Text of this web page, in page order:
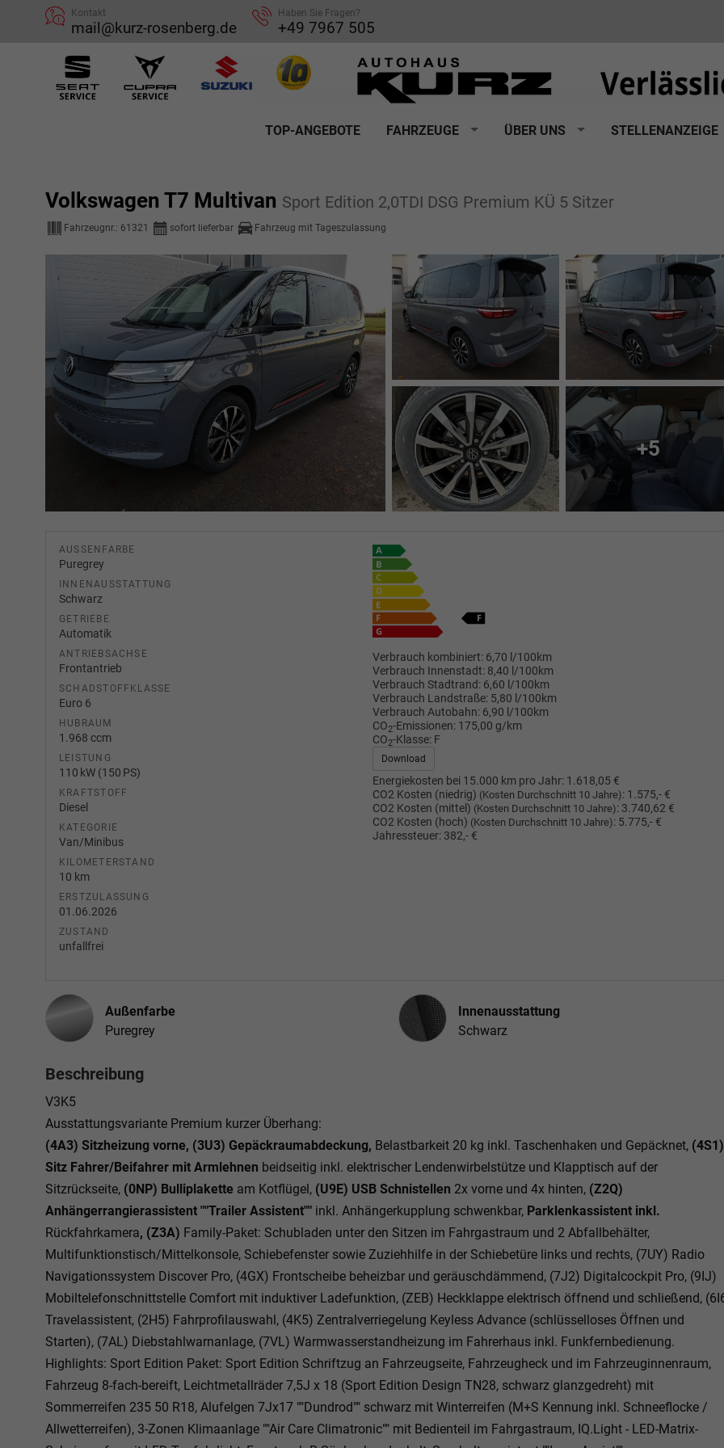
Kontakt
mail@kurz-rosenberg.de
Haben Sie Fragen?
+49 7967 505
TOP-ANGEBOTE FAHRZEUGE ÜBER UNS STELLENANZEIGE
Volkswagen T7 Multivan Sport Edition 2,0TDI DSG Premium KÜ 5 Sitzer
Fahrzeugnr.: 61321 sofort lieferbar Fahrzeug mit Tageszulassung
+5
AUSSENFARBE
Puregrey
INNENAUSSTATTUNG
Schwarz
GETRIEBE
Automatik
ANTRIEBSACHSE
Frontantrieb
SCHADSTOFFKLASSE
Euro 6
HUBRAUM
1.968 ccm
LEISTUNG
110 kW (150 PS)
KRAFTSTOFF
Diesel
KATEGORIE
Van/Minibus
KILOMETERSTAND
10 km
ERSTZULASSUNG
01.06.2026
ZUSTAND
unfallfrei
Verbrauch kombiniert: 6,70 l/100km
Verbrauch Innenstadt: 8,40 l/100km
Verbrauch Stadtrand: 6,60 l/100km
Verbrauch Landstraße: 5,80 l/100km
Verbrauch Autobahn: 6,90 l/100km
CO2-Emissionen: 175,00 g/km
CO2-Klasse: F
Download
Energiekosten bei 15.000 km pro Jahr: 1.618,05 €
CO2 Kosten (niedrig) (Kosten Durchschnitt 10 Jahre): 1.575,- €
CO2 Kosten (mittel) (Kosten Durchschnitt 10 Jahre): 3.740,62 €
CO2 Kosten (hoch) (Kosten Durchschnitt 10 Jahre): 5.775,- €
Jahressteuer: 382,- €
Außenfarbe
Puregrey
Innenausstattung
Innenausstattung
Schwarz
Beschreibung
V3K5
Ausstattungsvariante Premium kurzer Überhang:
(4A3) Sitzheizung vorne, (3U3) Gepäckraumabdeckung, Belastbarkeit 20 kg inkl. Taschenhaken und Gepäcknet, (4S1)
Sitz Fahrer/Beifahrer mit Armlehnen beidseitig inkl. elektrischer Lendenwirbelstütze und Klapptisch auf der
Sitzrückseite, (0NP) Bulliplakette am Kotflügel, (U9E) USB Schnistellen 2x vorne und 4x hinten, (Z2Q)
Anhängerrangierassistent ""Trailer Assistent"" inkl. Anhängerkupplung schwenkbar, Parklenkassistent inkl.
Rückfahrkamera, (Z3A) Family-Paket: Schubladen unter den Sitzen im Fahrgastraum und 2 Abfallbehälter,
Multifunktionstisch/Mittelkonsole, Schiebefenster sowie Zuziehhilfe in der Schiebetüre links und rechts, (7UY) Radio
Navigationssystem Discover Pro, (4GX) Frontscheibe beheizbar und geräuschdämmend, (7J2) Digitalcockpit Pro, (9IJ)
Mobiltelefonschnittstelle Comfort mit induktiver Ladefunktion, (ZEB) Heckklappe elektrisch öffnend und schließend,
Travelassistent, (2H5) Fahrprofilauswahl, (4K5) Zentralverriegelung Keyless Advance (schlüsselloses Öffnen und
Starten), (7AL) Diebstahlwarnanlage, (7VL) Warmwasserstandheizung im Fahrerhaus inkl. Funkfernbedienung.
Highlights: Sport Edition Paket: Sport Edition Schriftzug an Fahrzeugseite, Fahrzeugheck und im Fahrzeuginnenraum,
Fahrzeug 8-fach-bereift, Leichtmetallräder 7,5J x 18 (Sport Edition Design TN28, schwarz glanzgedreht) mit
Sommerreifen 235 50 R18, Alufelgen 7Jx17 ""Dundrod"" schwarz mit Winterreifen (M+S Kennung inkl. Schneeflocke /
Allwetterreifen), 3-Zonen Klimaanlage ""Air Care Climatronic"" mit Bedienteil im Fahrgastraum, IQ.Light - LED-Matrix-